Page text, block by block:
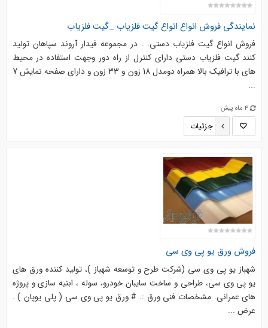
نمایندگی فروش انواع انواع گیت فلزیاب _گیت فلزیاب
فروش انواع گیت فلزیاب دستی. . در مجموعه فیدار آروند سپاهان تولید
کنند گیت فلزیاب دستی دارای کنترل از راه دور وجهت استفاده در محیط
های با ترافیک بالا همراه دومدل 18 زون و 33 زون و دارای صفحه نمایش 7
...
4 ماه پیش
جزئیات
فروش ورق یو پی وی سی
شهباز یو پی وی سی (شرکت طرح و توسعه شهباز )، تولید کننده ورق های
یو پی وی سی، طراحی و ساخت سایبان خودرو، سوله ، ابنیه سازی و پروژه
های عمرانی. مشخصات فنی ورق :. # ورق یو پی وی سی ( پلی یوپان ) .
عرض ...